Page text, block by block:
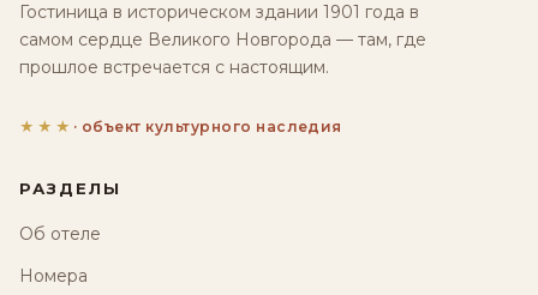
Гостиница в историческом здании 1901 года в
самом сердце Великого Новгорода — там, где
прошлое встречается с настоящим.
★★★ · объект культурного наследия
РАЗДЕЛЫ
Об отеле
Номера